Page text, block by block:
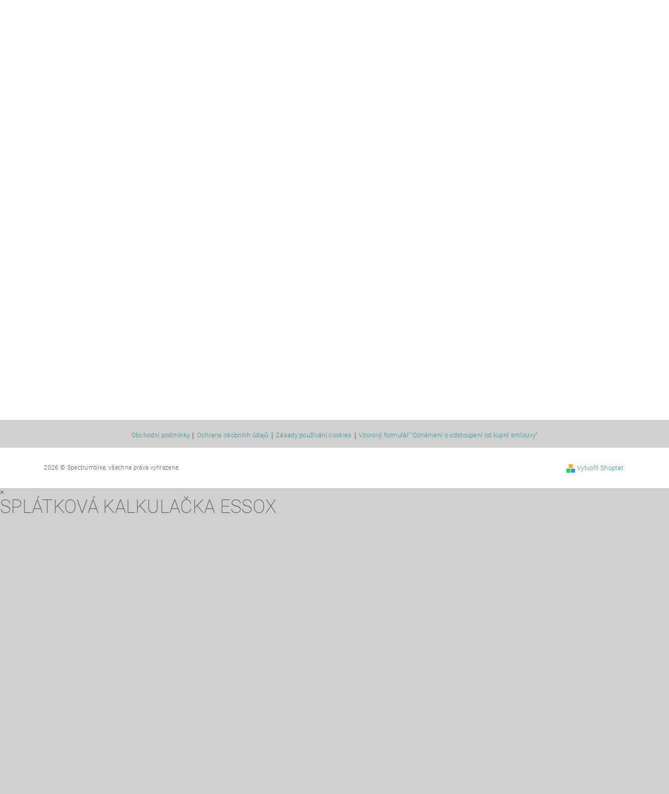
Obchodní podmínky | Ochrana osobních údajů | Zásady používání cookies | Vzorový formulář "Oznámení o odstoupení od kupní smlouvy"
2026 © Spectrumbike, všechna práva vyhrazena Vytvořil Shoptet
×
SPLÁTKOVÁ KALKULAČKA ESSOX